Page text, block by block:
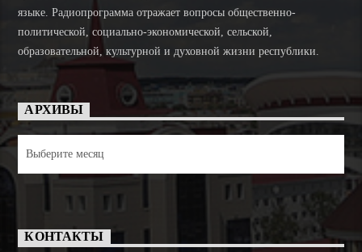
языке. Радиопрограмма отражает вопросы общественно-
политической, социально-экономической, сельской,
образовательной, культурной и духовной жизни республики.
АРХИВЫ
КОНТАКТЫ